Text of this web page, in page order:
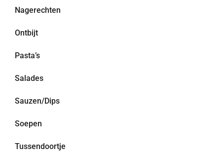
Nagerechten
Ontbijt
Pasta’s
Salades
Sauzen/Dips
Soepen
Tussendoortje